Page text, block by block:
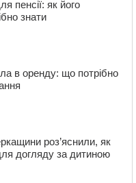
чорного грифа
пенсії: як його
знати
в оренду: що потрібно
роз’яснили, як
догляду за дитиною